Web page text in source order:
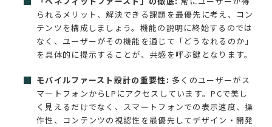
られるメリット、解決できる課題を最優先に考え、コン
テンツを構成しましょう。機能の説明に終始するのでは
なく、ユーザーがその機能を通じて「どうなれるのか」
を具体的に提示することが、共感を呼ぶ鍵となります。
モバイルファースト設計の重要性: 多くのユーザーがス
マートフォンからLPにアクセスしています。PCで美し
く見えるだけでなく、スマートフォンでの表示速度、操
作性、コンテンツの視認性を最優先してデザイン・開発